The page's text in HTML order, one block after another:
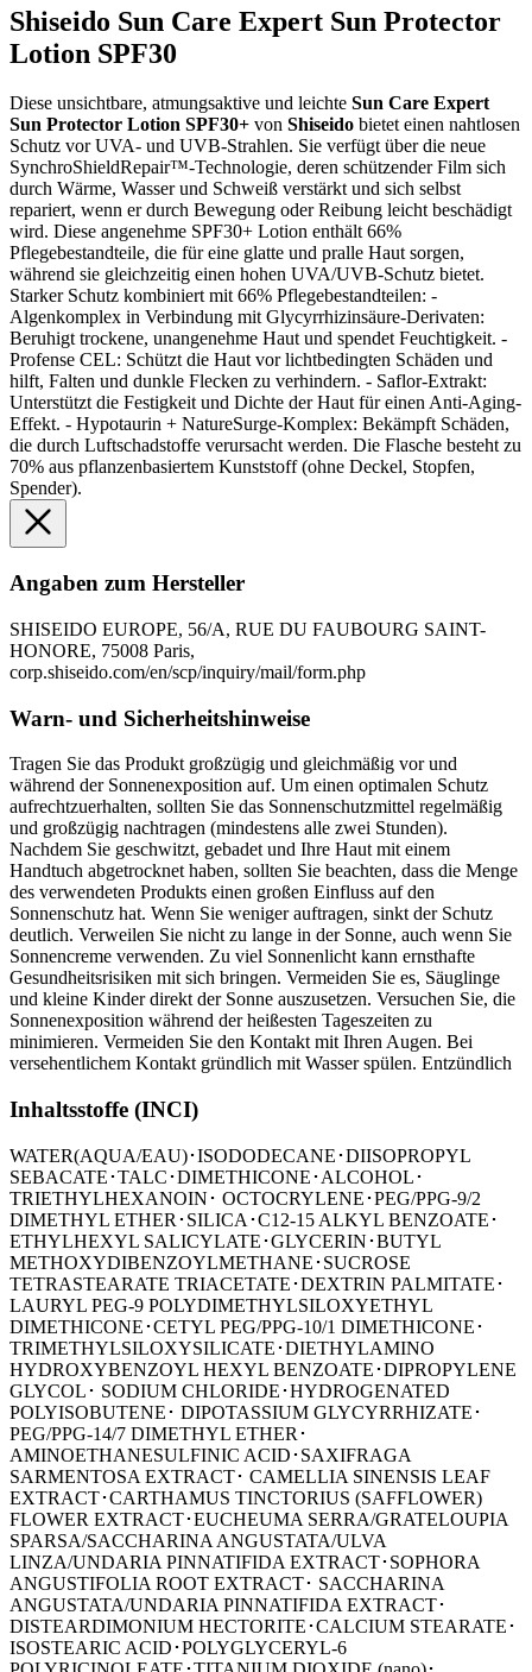
Shiseido Sun Care Expert Sun Protector
Lotion SPF30
Diese unsichtbare, atmungsaktive und leichte Sun Care Expert
Sun Protector Lotion SPF30+ von Shiseido bietet einen nahtlosen
Schutz vor UVA- und UVB-Strahlen. Sie verfügt über die neue
SynchroShieldRepair™-Technologie, deren schützender Film sich
durch Wärme, Wasser und Schweiß verstärkt und sich selbst
repariert, wenn er durch Bewegung oder Reibung leicht beschädigt
wird. Diese angenehme SPF30+ Lotion enthält 66%
Pflegebestandteile, die für eine glatte und pralle Haut sorgen,
während sie gleichzeitig einen hohen UVA/UVB-Schutz bietet.
Starker Schutz kombiniert mit 66% Pflegebestandteilen: -
Algenkomplex in Verbindung mit Glycyrrhizinsäure-Derivaten:
Beruhigt trockene, unangenehme Haut und spendet Feuchtigkeit. -
Profense CEL: Schützt die Haut vor lichtbedingten Schäden und
hilft, Falten und dunkle Flecken zu verhindern. - Saflor-Extrakt:
Unterstützt die Festigkeit und Dichte der Haut für einen Anti-Aging-
Effekt. - Hypotaurin + NatureSurge-Komplex: Bekämpft Schäden,
die durch Luftschadstoffe verursacht werden. Die Flasche besteht zu
70% aus pflanzenbasiertem Kunststoff (ohne Deckel, Stopfen,
Spender).
Angaben zum Hersteller
SHISEIDO EUROPE, 56/A, RUE DU FAUBOURG SAINT-
HONORE, 75008 Paris,
corp.shiseido.com/en/scp/inquiry/mail/form.php
Warn- und Sicherheitshinweise
Tragen Sie das Produkt großzügig und gleichmäßig vor und
während der Sonnenexposition auf. Um einen optimalen Schutz
aufrechtzuerhalten, sollten Sie das Sonnenschutzmittel regelmäßig
und großzügig nachtragen (mindestens alle zwei Stunden).
Nachdem Sie geschwitzt, gebadet und Ihre Haut mit einem
Handtuch abgetrocknet haben, sollten Sie beachten, dass die Menge
des verwendeten Produkts einen großen Einfluss auf den
Sonnenschutz hat. Wenn Sie weniger auftragen, sinkt der Schutz
deutlich. Verweilen Sie nicht zu lange in der Sonne, auch wenn Sie
Sonnencreme verwenden. Zu viel Sonnenlicht kann ernsthafte
Gesundheitsrisiken mit sich bringen. Vermeiden Sie es, Säuglinge
und kleine Kinder direkt der Sonne auszusetzen. Versuchen Sie, die
Sonnenexposition während der heißesten Tageszeiten zu
minimieren. Vermeiden Sie den Kontakt mit Ihren Augen. Bei
versehentlichem Kontakt gründlich mit Wasser spülen. Entzündlich
Inhaltsstoffe (INCI)
WATER(AQUA/EAU)･ISODODECANE･DIISOPROPYL
SEBACATE･TALC･DIMETHICONE･ALCOHOL･
TRIETHYLHEXANOIN･ OCTOCRYLENE･PEG/PPG-9/2
DIMETHYL ETHER･SILICA･C12-15 ALKYL BENZOATE･
ETHYLHEXYL SALICYLATE･GLYCERIN･BUTYL
METHOXYDIBENZOYLMETHANE･SUCROSE
TETRASTEARATE TRIACETATE･DEXTRIN PALMITATE･
LAURYL PEG-9 POLYDIMETHYLSILOXYETHYL
DIMETHICONE･CETYL PEG/PPG-10/1 DIMETHICONE･
TRIMETHYLSILOXYSILICATE･DIETHYLAMINO
HYDROXYBENZOYL HEXYL BENZOATE･DIPROPYLENE
GLYCOL･ SODIUM CHLORIDE･HYDROGENATED
POLYISOBUTENE･ DIPOTASSIUM GLYCYRRHIZATE･
PEG/PPG-14/7 DIMETHYL ETHER･
AMINOETHANESULFINIC ACID･SAXIFRAGA
SARMENTOSA EXTRACT･ CAMELLIA SINENSIS LEAF
EXTRACT･CARTHAMUS TINCTORIUS (SAFFLOWER)
FLOWER EXTRACT･EUCHEUMA SERRA/GRATELOUPIA
SPARSA/SACCHARINA ANGUSTATA/ULVA
LINZA/UNDARIA PINNATIFIDA EXTRACT･SOPHORA
ANGUSTIFOLIA ROOT EXTRACT･ SACCHARINA
ANGUSTATA/UNDARIA PINNATIFIDA EXTRACT･
DISTEARDIMONIUM HECTORITE･CALCIUM STEARATE･
ISOSTEARIC ACID･POLYGLYCERYL-6